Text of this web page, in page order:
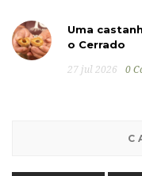
Uma
o Cerrado
27 jul 2026 0